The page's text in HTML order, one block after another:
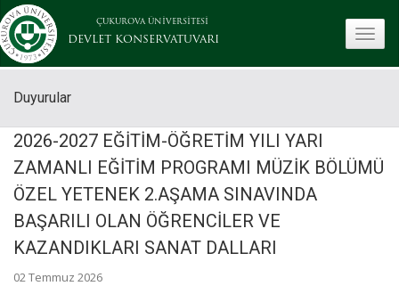
ÇUKUROVA ÜNİVERSİTESİ
DEVLET KONSERVATUVARI
Duyurular
2026-2027 EĞİTİM-ÖĞRETİM YILI YARI
ZAMANLI EĞİTİM PROGRAMI MÜZİK BÖLÜMÜ
ÖZEL YETENEK 2.AŞAMA SINAVINDA
BAŞARILI OLAN ÖĞRENCİLER VE
KAZANDIKLARI SANAT DALLARI
02 Temmuz 2026